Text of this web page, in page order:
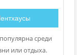
среди
или отдыха.